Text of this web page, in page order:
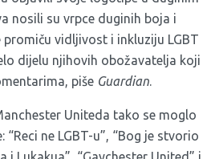
nosili su vrpce duginih boja i
vidljivost i inkluziju LGBT
dijelu njihovih obožavatelja koji
piše Guardian.
Uniteda tako se moglo
“Reci ne LGBT-u”, “Bog je stvorio